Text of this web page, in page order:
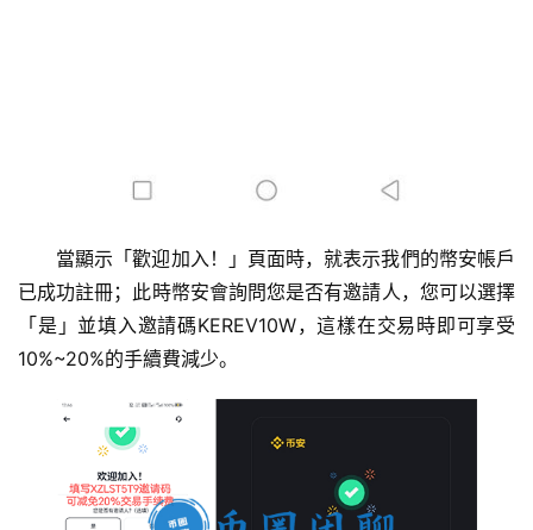
當顯示「歡迎加入！」頁面時，就表示我們的幣安帳戶
已成功註冊；此時幣安會詢問您是否有邀請人，您可以選擇
「是」並填入邀請碼KEREV10W，這樣在交易時即可享受
10%~20%的手續費減少。